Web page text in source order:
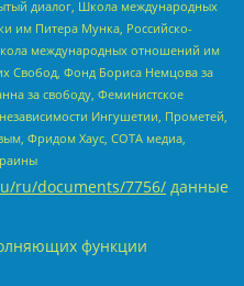
диалог, Школа международных
им Питера Мунка, Российско-
международных отношений им
Свобод, Фонд Бориса Немцова за
за свободу, Феминистское
Ингушетии, Прометей,
Фридом Хаус, СОТА медиа,
ru/documents/7756/ данные
функции